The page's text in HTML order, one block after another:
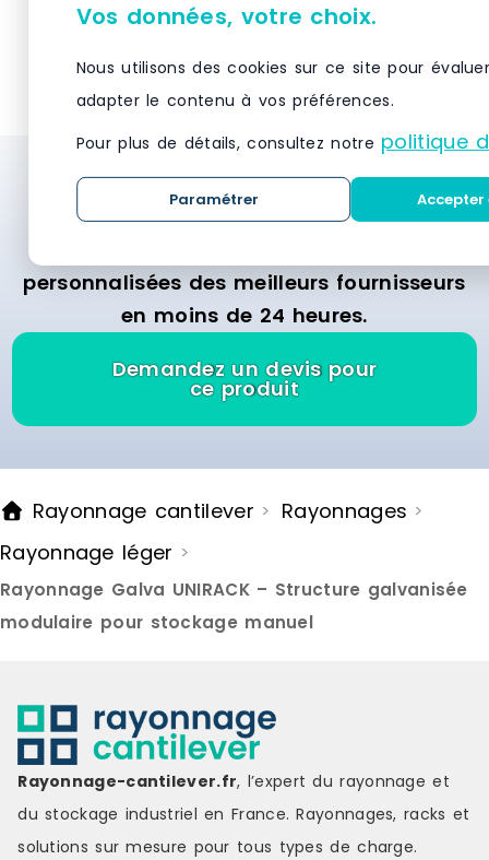
de chaque tablette30 kgHauteur
max. des tablettes137Dimensions
(LxlxH)90 x 35 x 139 cmPoids7,5
kgDimensions de l'envoi (LxlxH)91,5
kg Marque : HELLOSHOP26 Matière :
ouvrés
(LxlxH)90 x
kg Marque :
ouvrés
Besoin d’un système de stockage et de
rayonnage ? Demandez des devis
personnalisées des meilleurs fournisseurs
en moins de 24 heures.
Demandez un devis pour
ce produit
Rayonnage cantilever > Rayonnages >
Rayonnage léger >
Rayonnage Galva UNIRACK – Structure galvanisée
modulaire pour stockage manuel
Vos données, votre choix.
Nous utilisons des cookies sur ce site pour
adapter le contenu à vos préférences.
Pour plus de détails, consultez notre politique
Paramétrer
Rayonnage-cantilever.fr, l’expert du rayonnage et
du stockage industriel en France. Rayonnages, racks et
solutions sur mesure pour tous types de charge.